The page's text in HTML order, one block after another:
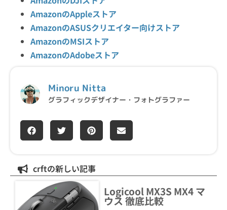
AmazonのAppleストア
AmazonのASUSクリエイター向けストア
AmazonのMSIストア
AmazonのAdobeストア
Minoru Nitta
グラフィックデザイナー・フォトグラファー
crftの新しい記事
Logicool MX3S MX4 マ
ウス 徹底比較